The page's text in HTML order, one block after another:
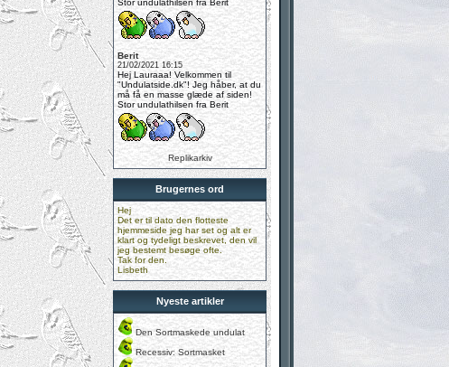
Stor undulathilsen fra Berit
Berit
21/02/2021 16:15
Hej Lauraaa! Velkommen til
"Undulatside.dk"! Jeg håber, at du
må få en masse glæde af siden!
Stor undulathilsen fra Berit
Replikarkiv
Brugernes ord
Hej
Det er til dato den flotteste
hjemmeside jeg har set og alt er
klart og tydeligt beskrevet, den vil
jeg bestemt besøge ofte.
Tak for den.
Lisbeth
Nyeste artikler
Den Sortmaskede undulat
Recessiv: Sortmasket